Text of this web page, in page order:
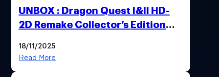
UNBOX : Dragon Quest I&II HD-
2D Remake Collector’s Edition
ที่ควรค่าแก่การสะสม !
18/11/2025
Read More